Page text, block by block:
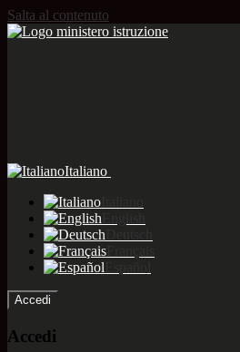
Salta al contenuto
Italiano
Accedi
Accedi